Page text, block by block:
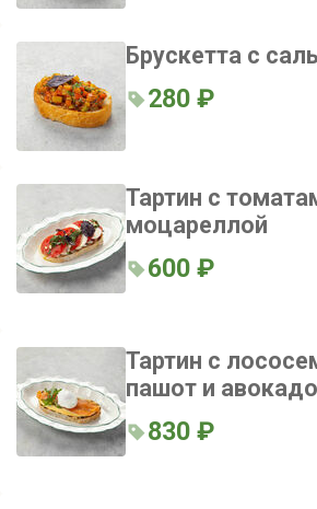
Брускетта с
280 ₽
Тартин с
моцареллой
600 ₽
Тартин с
пашот и авокадо
830 ₽